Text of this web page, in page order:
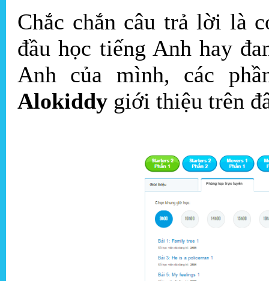
Chắc chắn câu trả lời là
đầu học tiếng Anh hay
Anh của mình, các
Alokiddy giới thiệu trên